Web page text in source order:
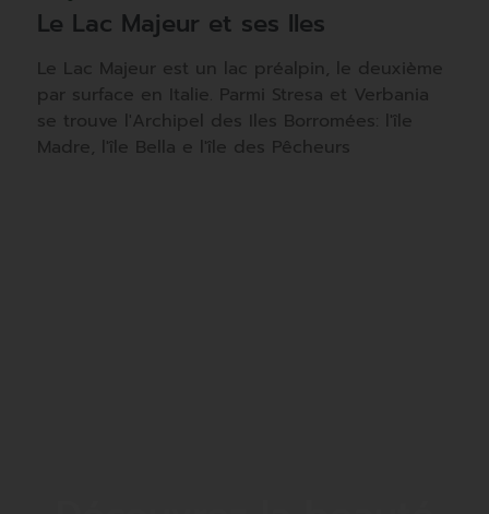
Le Lac Majeur et ses Iles
Le Lac Majeur est un lac préalpin, le deuxième
par surface en Italie. Parmi Stresa et Verbania
se trouve l'Archipel des Iles Borromées: l'île
Madre, l'île Bella e l'île des Pêcheurs